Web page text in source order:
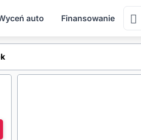
auto Finansowanie